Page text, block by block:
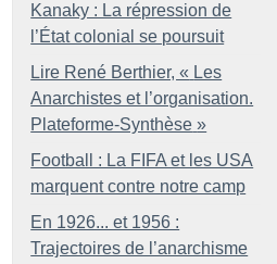
Kanaky : La répression de
l’État colonial se poursuit
Lire René Berthier, « Les
Anarchistes et l’organisation.
Plateforme-Synthèse »
Football : La FIFA et les USA
marquent contre notre camp
En 1926... et 1956 :
Trajectoires de l’anarchisme